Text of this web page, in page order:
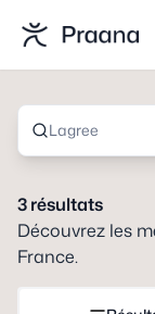
Lagree
3résultats
Découvrez les
France.